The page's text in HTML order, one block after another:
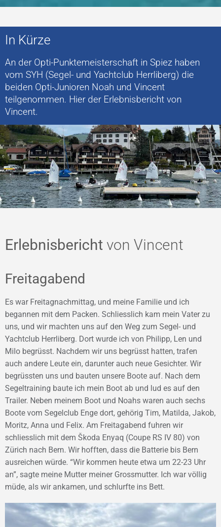
In Kürze
An der Opti-Punktemeisterschaft in Spiez haben
vom SYH (Segel- und Yachtclub Herrliberg) die
beiden Opti-Junioren Noah und Vincent
teilgenommen. Hier der Erlebnisbericht von
Vincent.
Erlebnisbericht von Vincent
Freitagabend
Es war Freitagnachmittag, und meine Familie und ich
begannen mit dem Packen. Schliesslich kam mein Vater zu
uns, und wir machten uns auf den Weg zum Segel- und
Yachtclub Herrliberg. Dort wurde ich von Philipp, Len und
Milo begrüsst. Nachdem wir uns begrüsst hatten, trafen
auch andere Leute ein, darunter auch neue Gesichter. Wir
begrüssten uns und bauten unsere Boote auf. Nach dem
Segeltraining baute ich mein Boot ab und lud es auf den
Trailer. Neben meinem Boot und Noahs waren auch sechs
Boote vom Segelclub Enge dort, gehörig Tim, Matilda, Jakob,
Moritz, Anna und Felix. Am Freitagabend fuhren wir
schliesslich mit dem Škoda Enyaq (Coupe RS IV 80) von
Zürich nach Bern. Wir hofften, dass die Batterie bis Bern
ausreichen würde. “Wir kommen heute etwa um 22-23 Uhr
an”, sagte meine Mutter meiner Grossmutter. Ich war völlig
müde, als wir ankamen, und schlurfte ins Bett.